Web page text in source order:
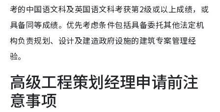
考的中国语文科及英国语文科考获第2级或以上成绩，或
具备同等成绩。优先考虑条件包括具备委托其他法定机
构负责规划、设计及建造政府设施的建筑专案管理经
验。
高级工程策划经理申请前注
意事项